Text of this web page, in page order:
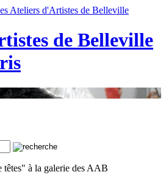
de Belleville
têtes" à la galerie des AAB